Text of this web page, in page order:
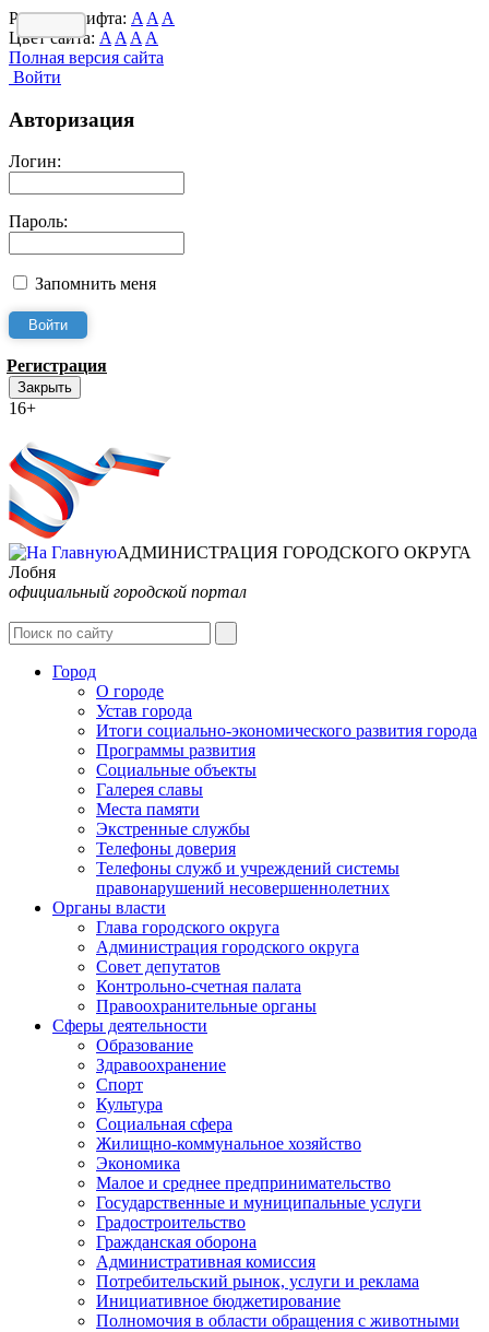
Размер шрифта: A A A
Цвет сайта: A A A A
Полная версия сайта
Войти
Авторизация
Логин:
Пароль:
Запомнить меня
Регистрация
Закрыть
16+
АДМИНИСТРАЦИЯ ГОРОДСКОГО ОКРУГА
Лобня
официальный городской портал
Город
О городе
Устав города
Итоги социально-экономического развития города
Программы развития
Социальные объекты
Галерея славы
Места памяти
Экстренные службы
Телефоны доверия
Телефоны служб и учреждений системы
правонарушений несовершеннолетних
Органы власти
Глава городского округа
Администрация городcкого округа
Совет депутатов
Контрольно-счетная палата
Правоохранительные органы
Сферы деятельности
Образование
Здравоохранение
Спорт
Культура
Социальная сфера
Жилищно-коммунальное хозяйство
Экономика
Малое и среднее предпринимательство
Государственные и муниципальные услуги
Градостроительство
Гражданская оборона
Административная комиссия
Потребительский рынок, услуги и реклама
Инициативное бюджетирование
Полномочия в области обращения с животными